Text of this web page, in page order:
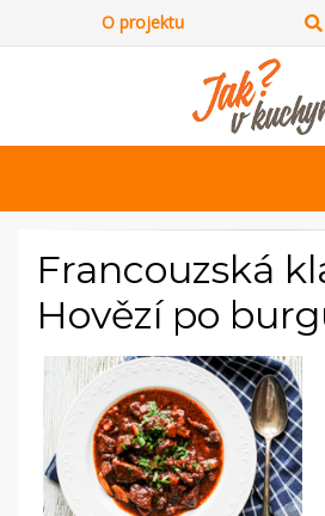
O projektu
Francouzská
Hovězí po